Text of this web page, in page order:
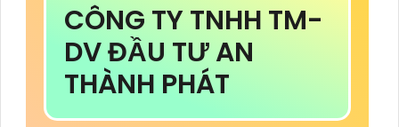
CÔNG TY TNHH TM-
DV ĐẦU TƯ AN
THÀNH PHÁT